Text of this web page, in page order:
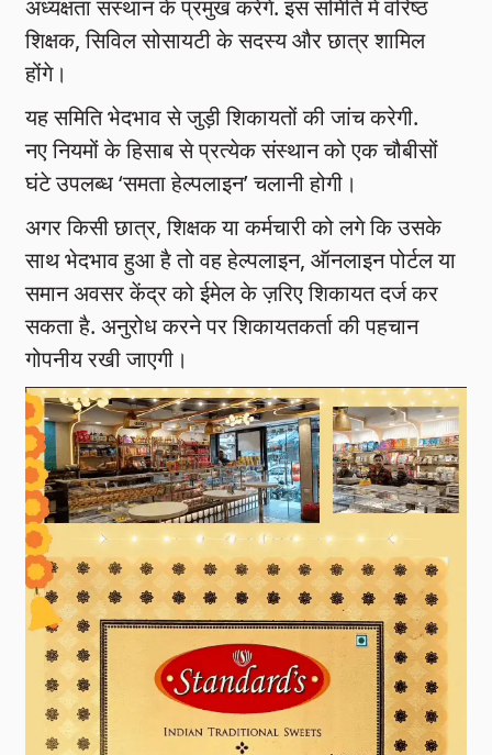
अध्यक्षता संस्थान के प्रमुख करेंगे. इस समिति में वरिष्ठ
शिक्षक, सिविल सोसायटी के सदस्य और छात्र शामिल
होंगे।
यह समिति भेदभाव से जुड़ी शिकायतों की जांच करेगी.
नए नियमों के हिसाब से प्रत्येक संस्थान को एक चौबीसों
घंटे उपलब्ध ‘समता हेल्पलाइन’ चलानी होगी।
अगर किसी छात्र, शिक्षक या कर्मचारी को लगे कि उसके
साथ भेदभाव हुआ है तो वह हेल्पलाइन, ऑनलाइन पोर्टल या
समान अवसर केंद्र को ईमेल के ज़रिए शिकायत दर्ज कर
सकता है. अनुरोध करने पर शिकायतकर्ता की पहचान
गोपनीय रखी जाएगी।